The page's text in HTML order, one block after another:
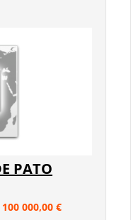
PATO
100 000,00 €